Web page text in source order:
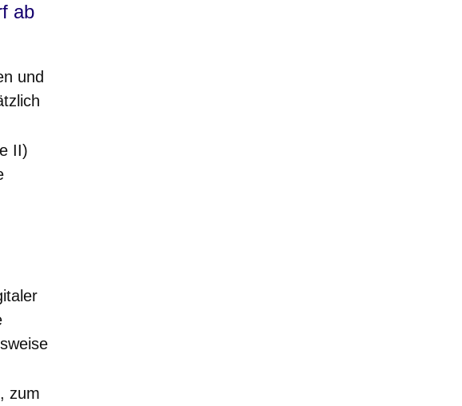
ab
und
II)
zum